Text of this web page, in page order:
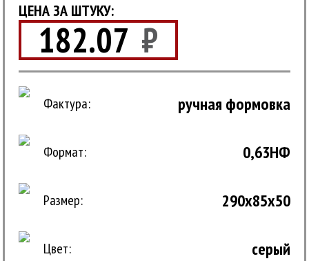
ЦЕНА ЗА ШТУКУ:
182.07 ₽
Фактура: ручная формовка
Формат: 0,63НФ
Размер: 290x85x50
Цвет: серый